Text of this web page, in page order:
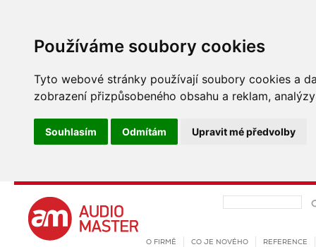
Používáme soubory cookies
Tyto webové stránky používají soubory cookies a
zobrazení přizpůsobeného obsahu a reklam,
Souhlasím Odmítám Upravit mé předvolby
REFERENCE
CO JE NOVÉHO
O FIRMĚ